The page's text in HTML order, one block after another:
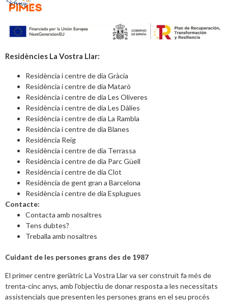
Residències La Vostra Llar:
Residència i centre de dia Gràcia
Residència i centre de dia Mataró
Residència i centre de dia Les Oliveres
Residència i centre de dia Les Dàlies
Residència i centre de dia La Rambla
Residència i centre de dia Blanes
Residència Reig
Residència i centre de dia Terrassa
Residència i centre de dia Parc Güell
Residència i centre de dia Clot
Residència de gent gran a Barcelona
Residència i centre de dia Esplugues
Contacte:
Contacta amb nosaltres
Tens dubtes?
Treballa amb nosaltres
Cuidant de les persones grans des de 1987
El primer centre geriàtric La Vostra Llar va ser construït fa més de
trenta-cinc anys, amb l'objectiu de donar resposta a les necessitats
assistencials que presenten les persones grans en el seu procés